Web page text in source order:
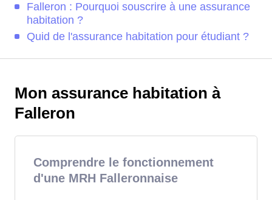
Falleron : Pourquoi souscrire à une assurance
habitation ?
Quid de l'assurance habitation pour étudiant ?
Mon assurance habitation à
Falleron
Comprendre le fonctionnement
d'une MRH Falleronnaise